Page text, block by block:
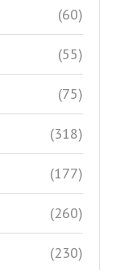
(60)
(55)
(75)
(318)
(177)
(260)
(230)